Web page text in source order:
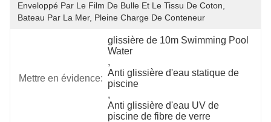
Enveloppé Par Le Film De Bulle Et Le Tissu De Coton,
Bateau Par La Mer, Pleine Charge De Conteneur
Mettre en évidence:
glissière de 10m Swimming Pool
Water
,
Anti glissière d'eau statique de
piscine
,
Anti glissière d'eau UV de
piscine de fibre de verre